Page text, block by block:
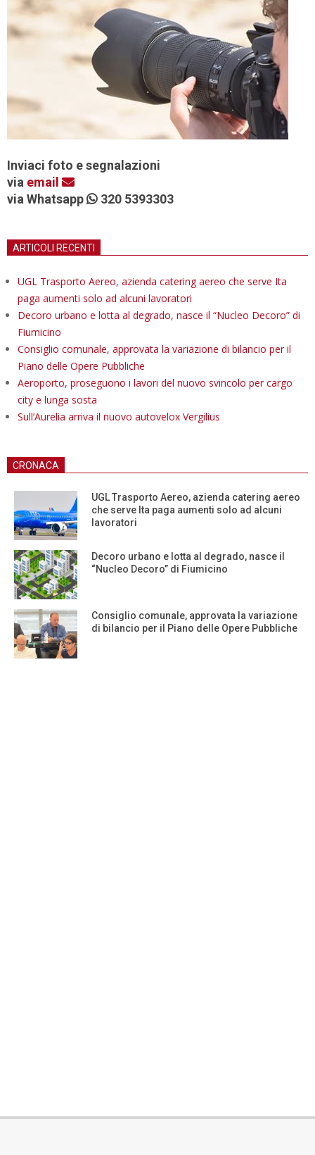
Inviaci foto e segnalazioni
via email
via Whatsapp
320 5393303
ARTICOLI RECENTI
UGL Trasporto Aereo, azienda catering aereo che serve Ita
paga aumenti solo ad alcuni lavoratori
Decoro urbano e lotta al degrado, nasce il “Nucleo Decoro” di
Fiumicino
Consiglio comunale, approvata la variazione di bilancio per il
Piano delle Opere Pubbliche
Aeroporto, proseguono i lavori del nuovo svincolo per cargo
city e lunga sosta
Sull’Aurelia arriva il nuovo autovelox Vergilius
CRONACA
UGL Trasporto Aereo, azienda catering aereo
che serve Ita paga aumenti solo ad alcuni
lavoratori
Decoro urbano e lotta al degrado, nasce il
“Nucleo Decoro” di Fiumicino
Consiglio comunale, approvata la variazione
di bilancio per il Piano delle Opere Pubbliche